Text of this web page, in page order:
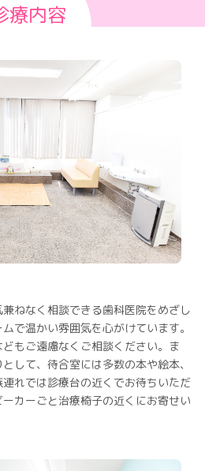
療内容
ねなく相談できる歯科医院をめざし
で温かい雰囲気を心がけています。
もご遠慮なくご相談ください。ま
して、待合室には多数の本や絵本、
れでは診療台の近くでお待ちいただ
カーごと治療椅子の近くにお寄せい